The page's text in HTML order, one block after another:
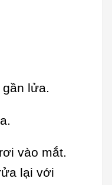
lửa.
vào mắt.
lại với